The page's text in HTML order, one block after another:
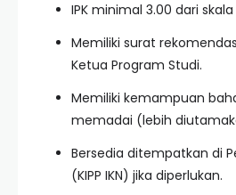
IPK minimal 3.00 dari
Memiliki surat
Ketua Program Studi.
Memiliki kemampuan
memadai (lebih
Bersedia ditempatkan di
(KIPP IKN) jika diperlukan.